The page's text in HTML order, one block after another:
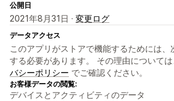
公開日
2021年8月31日 · 変更ログ
データアクセス
このアプリがストアで機能するためには、
する必要があります。 その理由について
バシーポリシー でご確認ください。
お客様データの閲覧:
デバイスとアクティビティのデータ